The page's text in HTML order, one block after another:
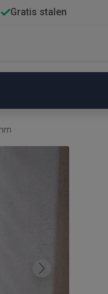
Gratis stalen